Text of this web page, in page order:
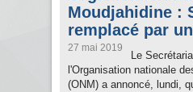
Moudjahidine :
remplacé par
27 mai 2019
Le
l'Organisation nationale
(ONM) a annoncé, lundi,